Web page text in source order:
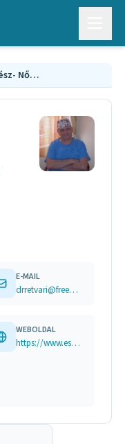
Dr. Rétvári Csaba Szülész- Nőgyógyász Baranya megye
E-MAIL
drretvari@freemail.hu
WEBOLDAL
https://www.eszterhazy-eu.hu